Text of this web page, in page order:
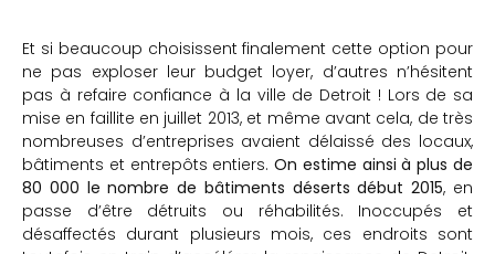
Et si beaucoup choisissent finalement cette option pour
ne pas exploser leur budget loyer, d’autres n’hésitent
pas à refaire confiance à la ville de Detroit ! Lors de sa
mise en faillite en juillet 2013, et même avant cela, de très
nombreuses d’entreprises avaient délaissé des locaux,
bâtiments et entrepôts entiers.On estime ainsi à plus de
80 000 le nombre de bâtiments déserts début 2015, en
passe d’être détruits ou réhabilités. Inoccupés et
désaffectés durant plusieurs mois, ces endroits sont